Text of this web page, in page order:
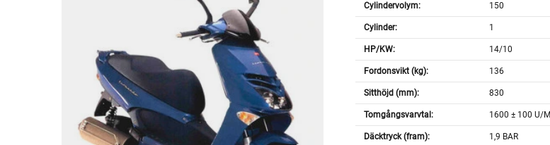
Cylindervolym: 150
Cylinder: 1
HP/KW: 14/10
Fordonsvikt (kg): 136
Sitthöjd (mm): 830
Tomgångsvarvtal: 1600 ± 100 U/
Däcktryck (fram): 1,9 BAR